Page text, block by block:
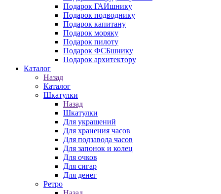
Подарок ГАИшнику
Подарок подводнику
Подарок капитану
Подарок моряку
Подарок пилоту
Подарок ФСБшнику
Подарок архитектору
Каталог
Назад
Каталог
Шкатулки
Назад
Шкатулки
Для украшений
Для хранения часов
Для подзавода часов
Для запонок и колец
Для очков
Для сигар
Для денег
Ретро